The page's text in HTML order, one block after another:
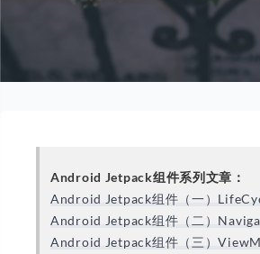
Android Jetpack组件系列文章：
Android Jetpack组件（一）
Android Jetpack组件（二）
Android Jetpack组件（三）